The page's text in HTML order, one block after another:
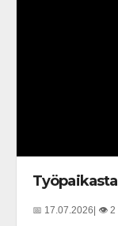
📅 17.07.2026 | 👁️